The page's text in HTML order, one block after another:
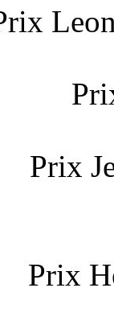
Prix
Prix